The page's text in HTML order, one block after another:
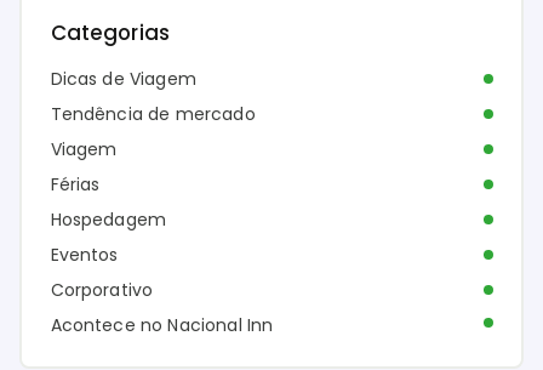
Categorias
Dicas de Viagem
Tendência de mercado
Viagem
Férias
Hospedagem
Eventos
Corporativo
Acontece no Nacional Inn